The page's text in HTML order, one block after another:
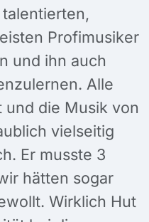
Profimusiker
und ihn auch
Alle
und die Musik von
vielseitig
Er musste 3
hätten sogar
Wirklich Hut